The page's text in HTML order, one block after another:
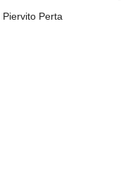
Piervito Perta